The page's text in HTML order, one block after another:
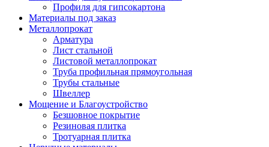
Профиля для гипсокартона
Материалы под заказ
Металлопрокат
Арматура
Лист стальной
Листовой металлопрокат
Труба профильная прямоугольная
Трубы стальные
Швеллер
Мощение и Благоустройство
Безшовное покрытие
Резиновая плитка
Тротуарная плитка